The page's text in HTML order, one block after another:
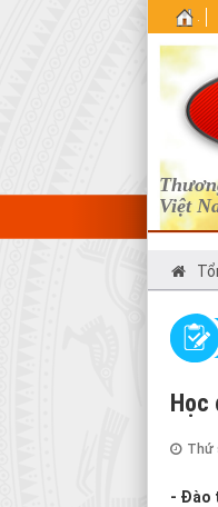
Việt
.
Học
Thứ
- Đào